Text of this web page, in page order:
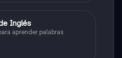
Inglés
aprender palabras